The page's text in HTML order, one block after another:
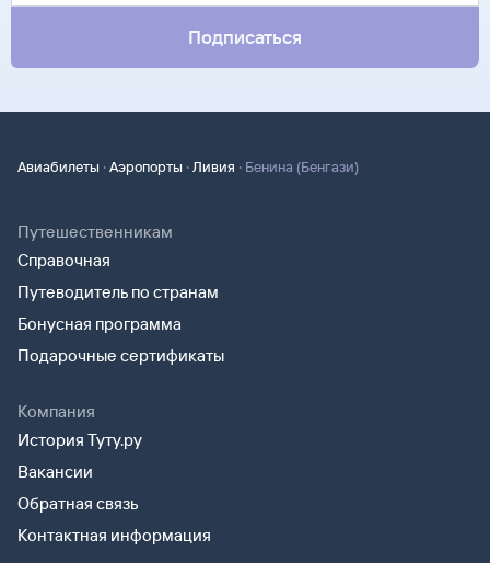
Подписаться
Авиабилеты ·Аэропорты · Ливия · Бенина (Бенгази)
Путешественникам
Справочная
Путеводитель по странам
Бонусная программа
Подарочные сертификаты
Компания
История Туту.ру
Вакансии
Обратная связь
Контактная информация